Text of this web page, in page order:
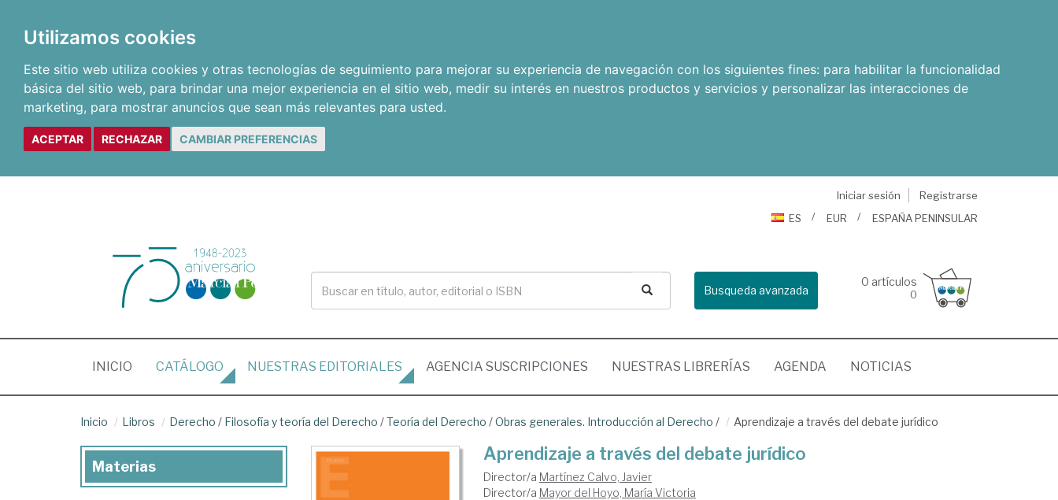
Utilizamos cookies
Este sitio web utiliza cookies y otras tecnologías de seguimiento para mejorar su experiencia de navegación con los siguientes fines: para habilitar la funcionalidad
básica del sitio web, para brindar una mejor experiencia en el sitio web, medir su interés en nuestros productos y servicios y personalizar las interacciones de
marketing, para mostrar anuncios que sean más relevantes para usted.
ACEPTAR RECHAZAR CAMBIAR PREFERENCIAS
Iniciar sesión
Registrarse
ES
EUR ESPAÑA PENINSULAR
Busqueda avanzada
0 artículos
0
INICIO (CURRENT)
CATÁLOGO NUESTRAS EDITORIALES AGENCIA SUSCRIPCIONES NUESTRAS LIBRERÍAS AGENDA NOTICIAS
Inicio Libros Derecho / Filosofía y teoría del Derecho /Teoría del Derecho /Obras generales. Introducción al Derecho / Aprendizaje a través del debate jurídico
Aprendizaje a través del debate jurídico
Director/a Martínez Calvo, Javier
Director/a Mayor del Hoyo, María Victoria
Materias